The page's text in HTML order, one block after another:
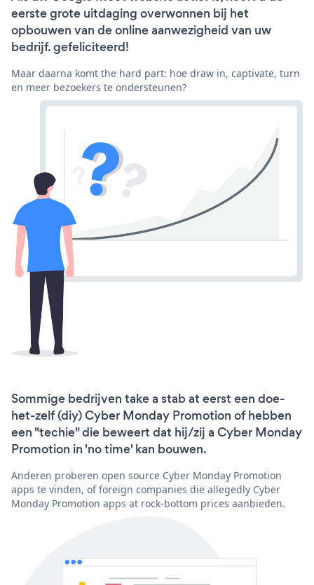
eerste grote uitdaging overwonnen bij het
opbouwen van de online aanwezigheid van uw
bedrijf. gefeliciteerd!
Maar daarna komt the hard part: hoe draw in, captivate, turn
en meer bezoekers te ondersteunen?
Sommige bedrijven take a stab at eerst een doe-
het-zelf (diy) Cyber Monday Promotion of hebben
een "techie" die beweert dat hij/zij a Cyber Monday
Promotion in 'no time' kan bouwen.
Anderen proberen open source Cyber Monday Promotion
apps te vinden, of foreign companies die allegedly Cyber
Monday Promotion apps at rock-bottom prices aanbieden.